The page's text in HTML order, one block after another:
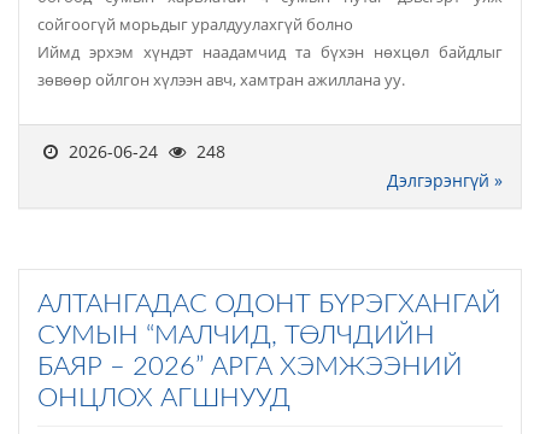
сойгоогүй морьдыг уралдуулахгүй болно
Иймд эрхэм хүндэт наадамчид та бүхэн нөхцөл байдлыг
зөвөөр ойлгон хүлээн авч, хамтран ажиллана уу.
2026-06-24
248
Дэлгэрэнгүй »
АЛТАНГАДАС ОДОНТ БҮРЭГХАНГАЙ
СУМЫН “МАЛЧИД, ТӨЛЧДИЙН
БАЯР – 2026” АРГА ХЭМЖЭЭНИЙ
ОНЦЛОХ АГШНУУД